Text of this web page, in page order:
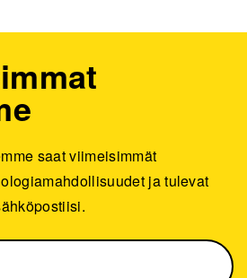
saat viimeisimmät
ja tulevat